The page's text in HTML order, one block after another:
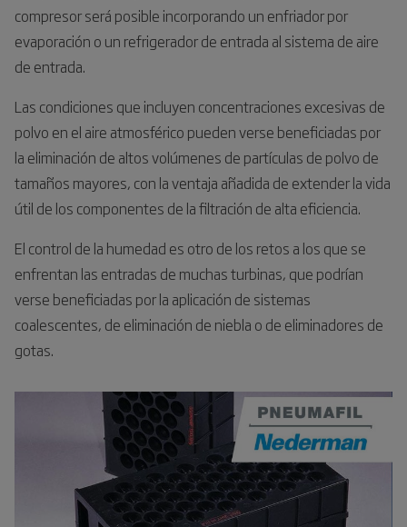
compresor será posible incorporando un enfriador por
evaporación o un refrigerador de entrada al sistema de aire
de entrada.
Las condiciones que incluyen concentraciones excesivas de
polvo en el aire atmosférico pueden verse beneficiadas por
la eliminación de altos volúmenes de partículas de polvo de
tamaños mayores, con la ventaja añadida de extender la vida
útil de los componentes de la filtración de alta eficiencia.
El control de la humedad es otro de los retos a los que se
enfrentan las entradas de muchas turbinas, que podrían
verse beneficiadas por la aplicación de sistemas
coalescentes, de eliminación de niebla o de eliminadores de
gotas.